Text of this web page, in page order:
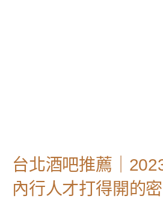
台北酒吧推薦｜
內行人才打得開的